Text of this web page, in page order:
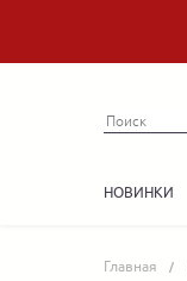
НОВИНКИ
Главная